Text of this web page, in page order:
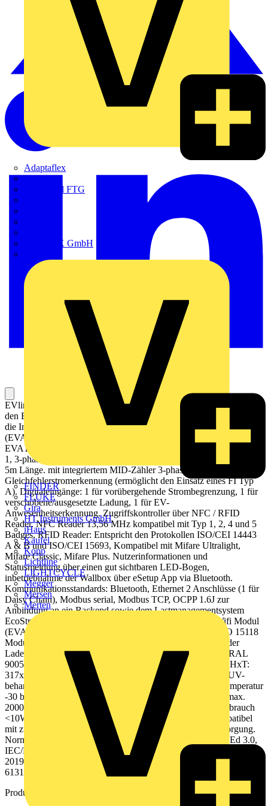
Adaptaflex
Alre
Amphenol FTG
DOTLUX GmbH
FINDER
FLUKE
Gira
HT Instruments GmbH
iHaus
Kaufel
Kopp
Lichtline
LIGHTCYCLE
Megger
Mersen
Merten
EVlink Pro AC Wallbox mit Typ 2 Ladekabel 5m mit Shuttern. Für
den Einsatz in halböffentlichen Garagen oder auf Parkplätzen, für
die Innen- oder Außeninstallation an der Wand, auf der EVlink Stele
(EVA1PBS1 / EVA1PBS2) oder im Metal Kit (EVA1RWKS1 /
EVA1RFKS1 / EVA1RFKS2). Mode 3 Ladung gemäß IEC 61851-
1, 3-phasig mit maximal 22 kW Ladeleistung, Typ 2 Ladekabel mit
5m Länge. mit integriertem MID-Zähler 3-phasig, 6mA
Gleichfehlerstromerkennung (ermöglicht den Einsatz eines FI Typ
A). Digitaleingänge: 1 für vorübergehende Strombegrenzung, 1 für
verschobene/ausgesetzte Ladung, 1 für EV-
Anwesenheitserkennung. Zugriffskontroller über NFC / RFID
Reader. NFC Reader 13,56 MHz kompatibel mit Typ 1, 2, 4 und 5
Badges, RFID Reader: Entspricht den Protokollen ISO/CEI 14443
A & B und ISO/CEI 15693, Kompatibel mit Mifare Ultralight,
Mifare Classic, Mifare Plus. Nutzerinformationen und
Statusmeldung über einen gut sichtbaren LED-Bogen,
inbetriebnahme der Wallbox über eSetup App via Bluetooth.
Kommunikationsstandards: Bluetooth, Ethernet 2 Anschlüsse (1 für
Daisy Chain), Modbus serial, Modbus TCP, OCPP 1.6J zur
Anbindung an ein Backend sowie dem Lastmanagementsystem
EcoStruxure EV Charging Expert. optionales Zubehör: Wifi Modul
(EVA1MW), Modem Modul (EVA1MS & EVA1MM), ISO 15118
Modul (EVA1M8), steckbar auf den Ladecontroller. Farbe der
Ladestation: Korpus: Dunkelgrau RAL 7016 und Schwarz RAL
9005, Frontabdeckung: Weiß RAL 9003. Abmessungen BxHxT:
317x529x183mm, Gewicht: 10 kg, Material: Polycarbonat UV-
behandelt. Stoßfestigkeit IK10, Schutzgrad IP55, Betriebstemperatur
-30 bis 50°C, Lagertemperatur -40 bis 80°C, Betriebshöhe max.
2000m ohne Derating, rel. Luftfeuchte 5 bis 95%, Eigenverbrauch
<10W. Erdungssystem: TT, TN(S) oder TN(C)(S), IT kompatibel
mit zusätzlichem Trenntransformator in der Spannungsversorgung.
Normen und Standards: CE, E.V. Ready, IEC/EN 61851-1 Ed 3.0,
IEC/EN 62196-1 Ed 2.0, IEC/EN 62196-2 Ed 1.0, EN 61000-6-2:
2019, EN 61000-6-3:2007 + A1:2011, IEC 60884-1 und NF-C
61314.
Produktkennzeichen